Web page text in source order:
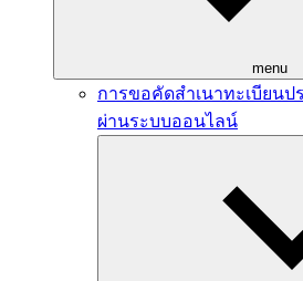
menu
การขอคัดสำเนาทะเบียนป
ผ่านระบบออนไลน์